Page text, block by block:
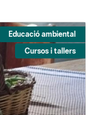
Educació ambiental
Cursos i tallers